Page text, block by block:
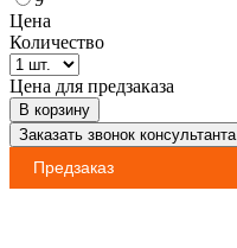
Цена
Количество
Цена для предзаказа
В корзину
Заказать звонок консультанта
Предзаказ